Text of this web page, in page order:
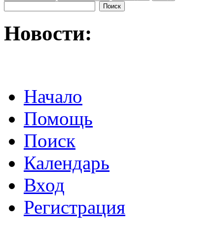
Новости:
Начало
Помощь
Поиск
Календарь
Вход
Регистрация